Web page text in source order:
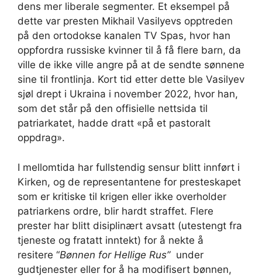
dens mer liberale segmenter. Et eksempel på
dette var presten Mikhail Vasilyevs opptreden
på den ortodokse kanalen TV Spas, hvor han
oppfordra russiske kvinner til å få flere barn, da
ville de ikke ville angre på at de sendte sønnene
sine til frontlinja. Kort tid etter dette ble Vasilyev
sjøl drept i Ukraina i november 2022, hvor han,
som det står på den offisielle nettsida til
patriarkatet, hadde dratt «på et pastoralt
oppdrag».
I mellomtida har fullstendig sensur blitt innført i
Kirken, og de representantene for presteskapet
som er kritiske til krigen eller ikke overholder
patriarkens ordre, blir hardt straffet. Flere
prester har blitt disiplinært avsatt (utestengt fra
tjeneste og fratatt inntekt) for å nekte å
resitere “Bønnen for Hellige Rus”under
gudtjenester eller for å ha modifisert bønnen,